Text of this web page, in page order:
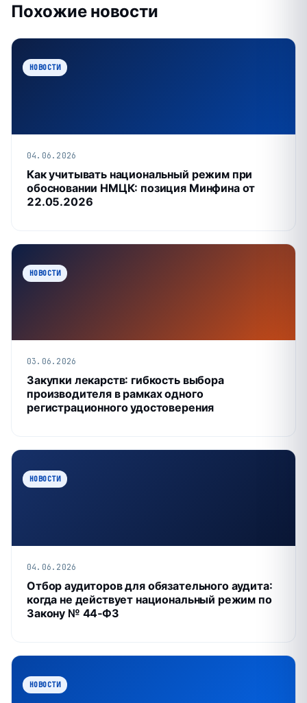
Похожие новости
НОВОСТИ
04.06.2026
Как учитывать национальный режим при
обосновании НМЦК: позиция Минфина от
22.05.2026
НОВОСТИ
03.06.2026
Закупки лекарств: гибкость выбора
производителя в рамках одного
регистрационного удостоверения
НОВОСТИ
04.06.2026
Отбор аудиторов для обязательного аудита:
когда не действует национальный режим по
Закону № 44‑ФЗ
НОВОСТИ